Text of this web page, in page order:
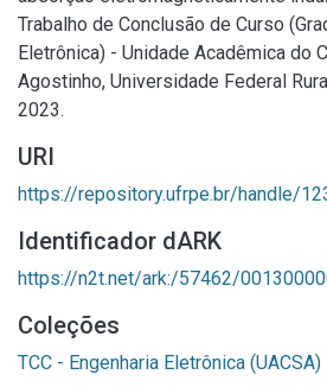
Trabalho de Conclusão de Curso
Eletrônica) - Unidade Acadêmica do
Agostinho, Universidade Federal
2023.
URI
https://repository.ufrpe.br/handle/
Identificador dARK
https://n2t.net/ark:/57462/
Coleções
TCC - Engenharia Eletrônica (UACSA)